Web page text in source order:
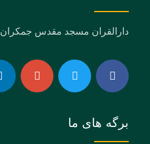
دارالقران مسجد مقدس جمکران
برگه های ما